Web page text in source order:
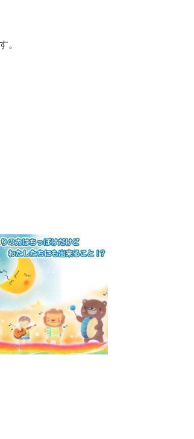
。